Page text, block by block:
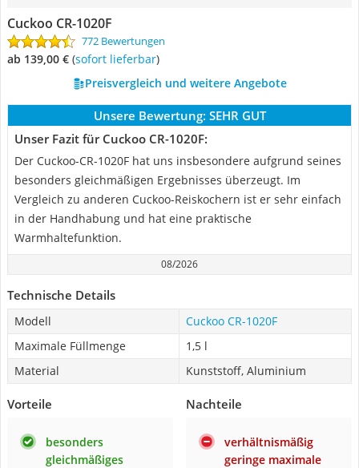
Cuckoo CR-1020F
772 Bewertungen
ab 139,00 € ( Sofort lieferbar)
Preisvergleich und weitere Angebote
Unsere Bewertung: SEHR GUT
Unser Fazit für Cuckoo CR-1020F:
Der Cuckoo-CR-1020F hat uns insbesondere aufgrund seines
besonders gleichmäßigen Ergebnisses überzeugt. Im
Vergleich zu anderen Cuckoo-Reiskochern ist er sehr einfach
in der Handhabung und hat eine praktische
Warmhaltefunktion.
08/2026
Technische Details
Modell
Cuckoo CR-1020F
Maximale Füllmenge
1,5 l
Material
Kunststoff, Aluminium
Vorteile
besonders
gleichmäßiges
Nachteile
verhältnismäßig
geringe maximale